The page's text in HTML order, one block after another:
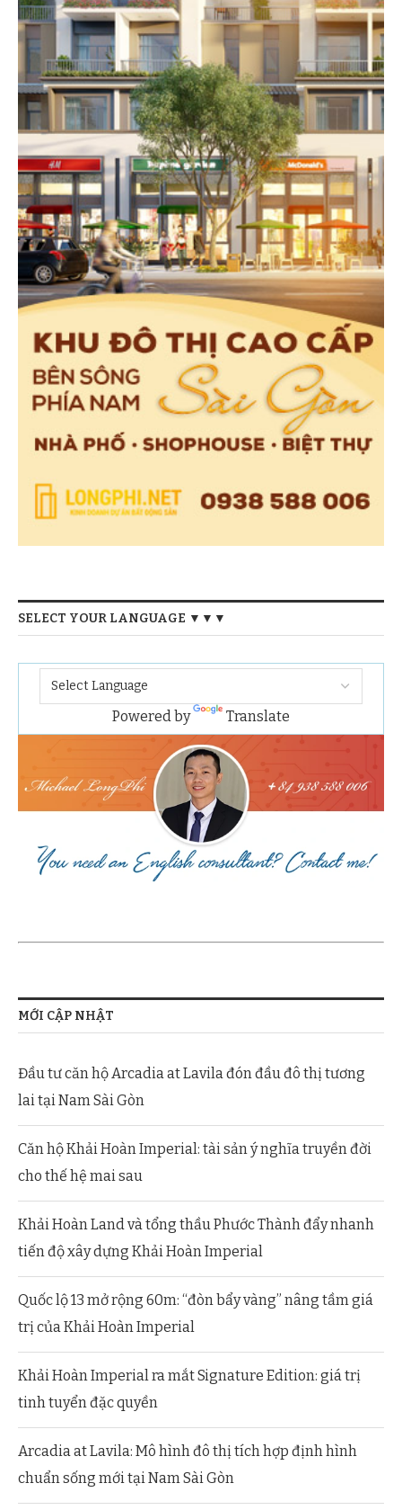
SELECT YOUR LANGUAGE ▼▼▼
Powered by Translate
MỚI CẬP NHẬT
Đầu tư căn hộ Arcadia at Lavila đón đầu đô thị tương
lai tại Nam Sài Gòn
Căn hộ Khải Hoàn Imperial: tài sản ý nghĩa truyền đời
cho thế hệ mai sau
Khải Hoàn Land và tổng thầu Phước Thành đẩy nhanh
tiến độ xây dựng Khải Hoàn Imperial
Quốc lộ 13 mở rộng 60m: “đòn bẩy vàng” nâng tầm giá
trị của Khải Hoàn Imperial
Khải Hoàn Imperial ra mắt Signature Edition: giá trị
tinh tuyển đặc quyền
Arcadia at Lavila: Mô hình đô thị tích hợp định hình
chuẩn sống mới tại Nam Sài Gòn